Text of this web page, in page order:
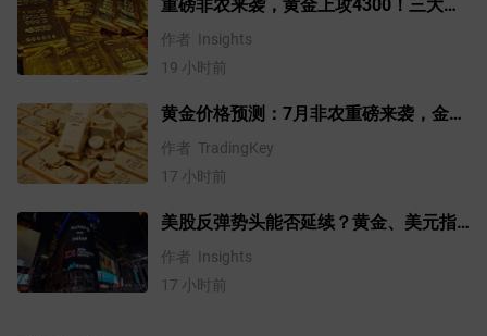
素预示金价升势有望延续
作者 Insights
19 小时前
黄金价格预测：7月非农重磅来袭，金价
站上4300美元后还能涨吗？
作者 TradingKey
17 小时前
美股反弹势头能否延续？黄金、美元指
数、费半指数、纳指100技术分析
作者 Insights
17 小时前